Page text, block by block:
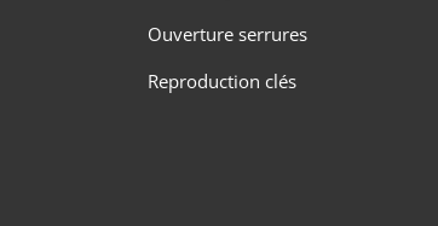
Ouverture serrures
Reproduction clés